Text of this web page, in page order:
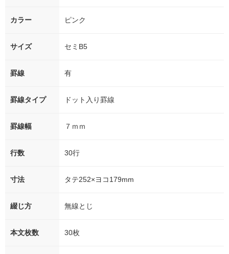
カラー ピンク
サイズ セミB5
罫線 有
罫線タイプ ドット入り罫線
罫線幅 ７ｍｍ
行数 30行
寸法 タテ252×ヨコ179mm
綴じ方 無線とじ
本文枚数 30枚